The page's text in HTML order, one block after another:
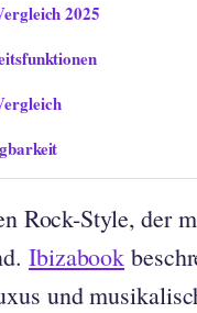
2025
Rock-Style, der
Ibizabook
und